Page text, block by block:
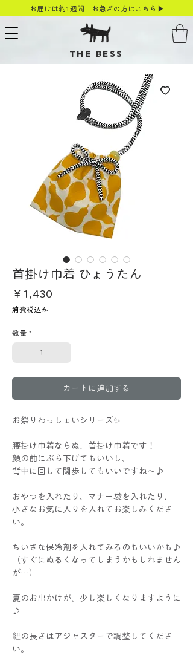
お届けは約1週間 お急ぎの方はこちら▶
THE BESS
首掛け巾着 ひょうたん
￥1,430
消費税込み
数量 *
カートに追加する
お祭りわっしょいシリーズ✨
腰掛け巾着ならぬ、首掛け巾着です！
顔の前にぶら下げてもいいし、
背中に回して闊歩してもいいですね～♪
おやつを入れたり、マナー袋を入れたり、
小さなお気に入りを入れてお楽しみくださ
い。
ちいさな保冷剤を入れてみるのもいいかも♪
（すぐにぬるくなってしまうかもしれません
が…）
夏のお出かけが、少し楽しくなりますように
♪
紐の長さはアジャスターで調整してくださ
い。